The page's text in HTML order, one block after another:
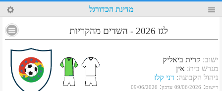
40 מדינת הכדורגל
לגז 2026 - השדים מהקריות
ישוב: קרית ביאליק
מגרש בית: אין
ניהול הקבוצה: דני קלז
רישום:
09/06/2026 עדכון:
09/06/2026